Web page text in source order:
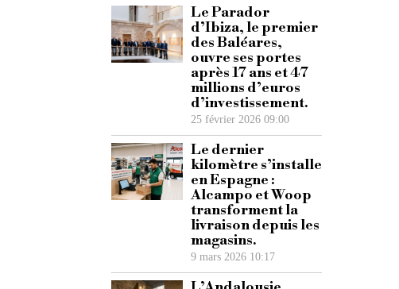
Le Parador
d’Ibiza, le premier
des Baléares,
ouvre ses portes
après 17 ans et 47
millions d’euros
d’investissement.
25 février 2026 09:00
Le dernier
kilomètre s’installe
en Espagne :
Alcampo et Woop
transforment la
livraison depuis les
magasins.
9 mars 2026 10:17